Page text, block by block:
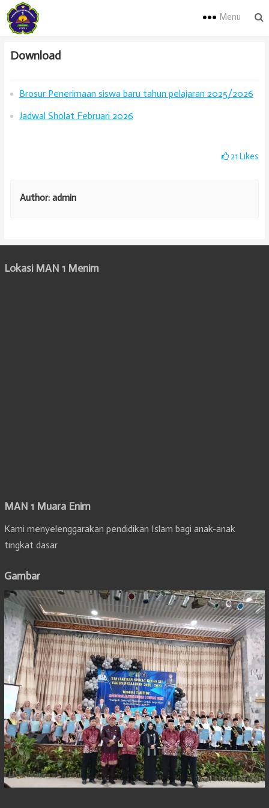
Menu
Download
Brosur Penerimaan siswa baru tahun pelajaran 2025/2026
Jadwal Sholat Februari 2026
21Likes
Author: admin
Lokasi MAN 1 Menim
MAN 1 Muara Enim
Kami menyelenggarakan pendidikan Islam bagi anak-anak
tingkat dasar
Gambar